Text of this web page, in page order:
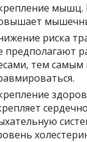
риска
предполагают
тем самым